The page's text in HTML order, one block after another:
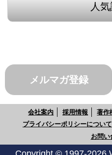
人
メルマガ登録
会社案内 採用情報 著作
プライバシーポリシーについて
お問い